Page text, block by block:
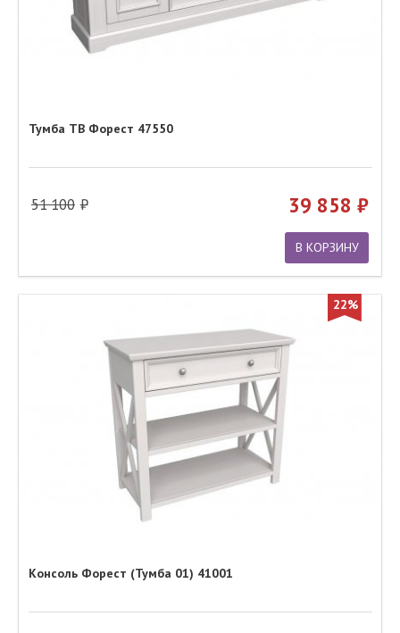
Тумба ТВ Форест 47550
51 100 39 858
В КОРЗИНУ
22%
Консоль Форест (Тумба 01) 41001